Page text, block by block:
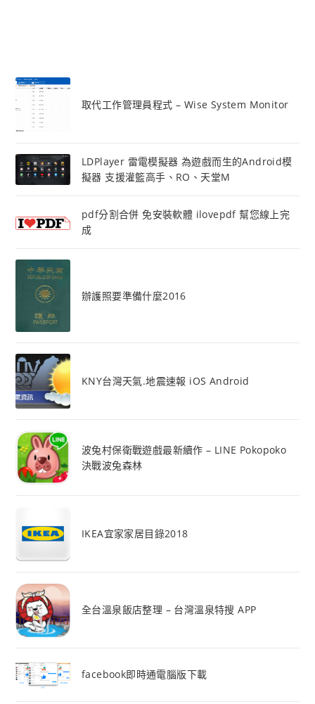
取代工作管理員程式 – Wise System Monitor
LDPlayer 雷電模擬器 為遊戲而生的Android模
擬器 支援灌籃高手、RO、天堂M
pdf分割合併 免安裝軟體 ilovepdf 幫您線上完
成
辦護照要準備什麼2016
KNY台灣天氣.地震速報 iOS Android
波兔村保衛戰遊戲最新續作 – LINE Pokopoko
決戰波兔森林
IKEA宜家家居目錄2018
全台溫泉飯店整理 – 台灣溫泉特搜 APP
facebook即時通電腦版下載